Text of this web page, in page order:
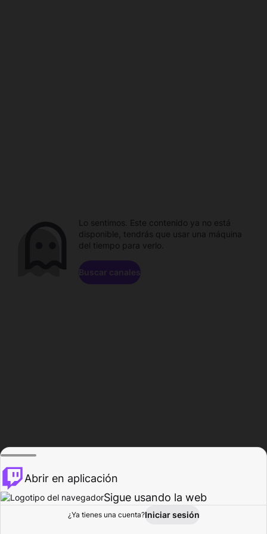
Explorar Actividad
Lo sentimos. Este contenido ya no está
disponible, tendrás que usar una máquina
del tiempo para verlo.
Buscar canales
Abrir en aplicación
Sigue usando la web
¿Ya tienes una cuenta?Iniciar sesión